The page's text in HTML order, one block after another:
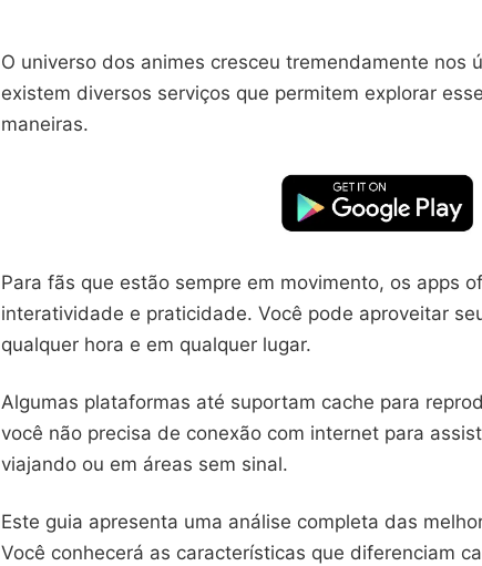
O universo dos animes cresceu tremendamente nos
existem diversos serviços que permitem explorar
maneiras.
Para fãs que estão sempre em movimento, os apps
interatividade e praticidade. Você pode aproveitar
qualquer hora e em qualquer lugar.
Algumas plataformas até suportam cache para
você não precisa de conexão com internet para
viajando ou em áreas sem sinal.
Este guia apresenta uma análise completa das
Você conhecerá as características que diferenciam